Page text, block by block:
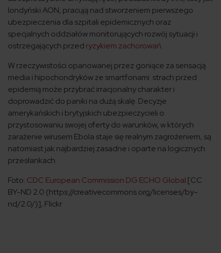
londyński AON, pracują nad stworzeniem pierwszego
ubezpieczenia dla szpitali epidemicznych oraz
specjalnych oddziałów monitorujących rozwój sytuacji i
ostrzegających przed ryzykiem zachorowań.
W rzeczywistości opanowanej przez goniące za sensacją
media i hipochondryków ze smartfonami strach przed
epidemią może przybrać irracjonalny charakter i
doprowadzić do paniki na dużą skalę. Decyzje
amerykańskich i brytyjskich ubezpieczycieli o
przystosowaniu swojej oferty do warunków, w których
zarażenie wirusem Ebola staje się realnym zagrożeniem, są
natomiast jak najbardziej zasadne i oparte na logicznych
przesłankach.
Foto: CDC European Commission DG ECHO Global [CC
BY-ND 2.0 (https://creativecommons.org/licenses/by-
nd/2.0/)], Flickr